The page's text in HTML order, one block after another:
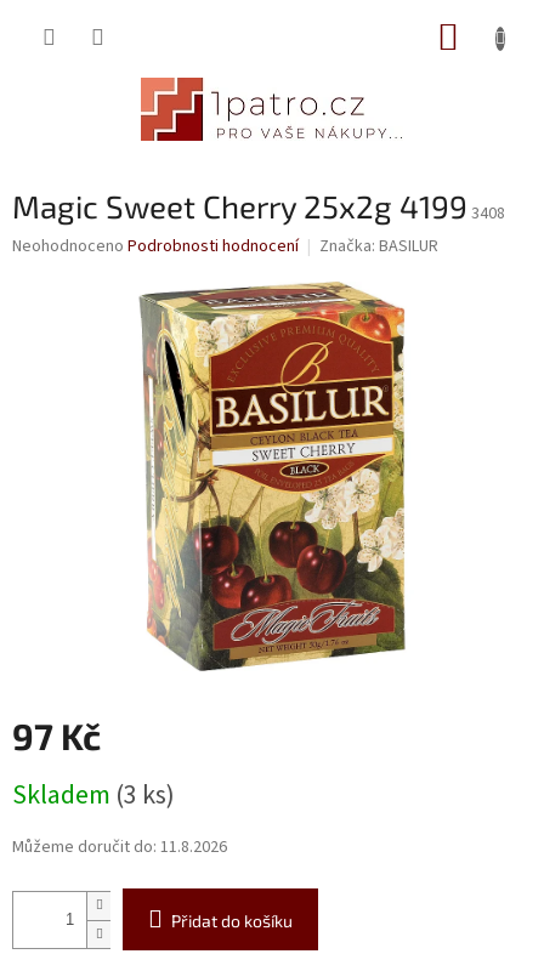
Magic Sweet Cherry 25x2g 4199 3408
Průměrné
Neohodnoceno Podrobnosti hodnocení Značka: BASILUR
97 Kč
cena:
Skladem (3 ks)
Můžeme doručit do: 11.8.2026
Přidat do košíku